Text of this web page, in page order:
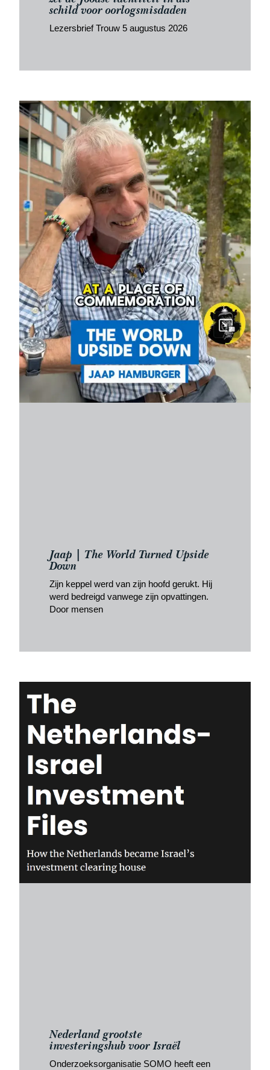
schild voor oorlogsmisdaden
Lezersbrief Trouw 5 augustus 2026
Jaap | The World Turned Upside
Down
Zijn keppel werd van zijn hoofd gerukt. Hij
werd bedreigd vanwege zijn opvattingen.
Door mensen
Nederland grootste
investeringshub voor Israël
Onderzoeksorganisatie SOMO heeft een